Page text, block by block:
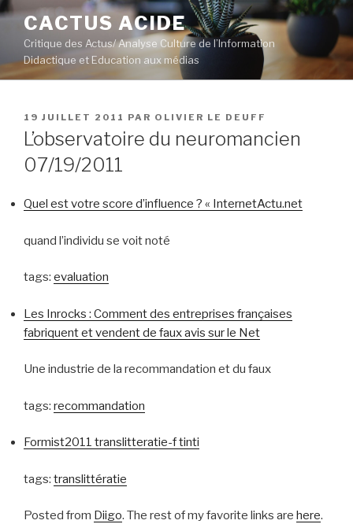
Aller
contenu
principal
CACTUS ACIDE
Critique des Actus/ Analyse Culture de l’Information
Didactique et Education aux médias
PUBLIÉ
LE
19 JUILLET 2011 PAR OLIVIER LE DEUFF
L’observatoire du neuromancien
07/19/2011
Quel est votre score d’influence ? « InternetActu.net
quand l’individu se voit noté
tags: evaluation
Les Inrocks : Comment des entreprises françaises
fabriquent et vendent de faux avis sur le Net
Une industrie de la recommandation et du faux
tags: recommandation
Formist2011 translitteratie-f tinti
tags: translittératie
Posted from Diigo. The rest of my favorite links are here.